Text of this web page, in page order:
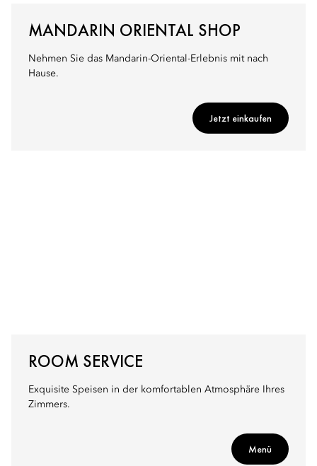
MANDARIN ORIENTAL SHOP
Nehmen Sie das Mandarin-Oriental-Erlebnis mit nach
Hause.
Jetzt einkaufen
ROOM SERVICE
Exquisite Speisen in der komfortablen Atmosphäre Ihres
Zimmers.
Menü